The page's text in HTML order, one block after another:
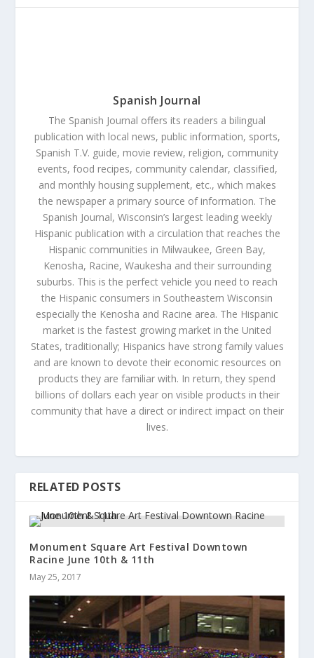
Spanish Journal
The Spanish Journal offers its readers a bilingual
publication with local news, public information, sports,
Spanish T.V. guide, movie review, religion, community
events, food recipes, community calendar, classified,
and monthly housing supplement, etc., which makes
the newspaper a primary source of information. The
Spanish Journal, Wisconsin’s largest leading weekly
Hispanic publication with a circulation that reaches the
Hispanic communities in Milwaukee, Green Bay,
Kenosha, Racine, Waukesha and their surrounding
suburbs. This is the perfect vehicle you need to reach
the Hispanic consumers in Southeastern Wisconsin
especially the Kenosha and Racine area. The Hispanic
market is the fastest growing market in the United
States, traditionally; Hispanics have strong family values
and are known to devote their economic resources on
products they are familiar with. In return, they spend
billions of dollars each year on visible products in their
community that have a direct or indirect impact on their
lives.
RELATED POSTS
Monument Square Art Festival Downtown
Racine June 10th & 11th
May 25, 2017